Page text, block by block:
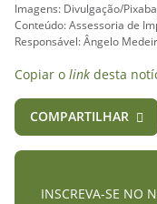
Imagens: Divulgação/
Conteúdo: Assessoria de
Responsável: Ângelo
Copiar o link desta
COMPARTILHAR
INSCREVA-SE NO